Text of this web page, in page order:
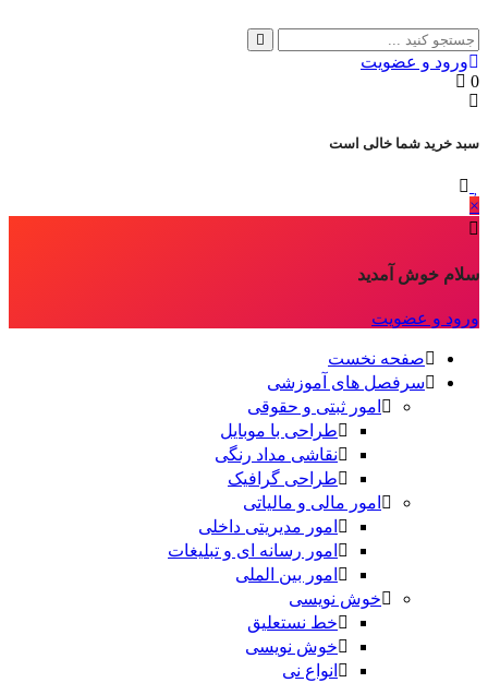
ورود و عضویت
0
سبد خرید شما خالی است
×
سلام خوش آمدید
ورود و عضویت
صفحه نخست
سرفصل های آموزشی
امور ثبتی و حقوقی
طراحی با موبایل
نقاشی مداد رنگی
طراحی گرافیک
امور مالی و مالیاتی
امور مدیریتی داخلی
امور رسانه ای و تبلیغات
امور بین الملی
خوش نویسی
خط نستعلیق
خوش نویسی
انواع نی